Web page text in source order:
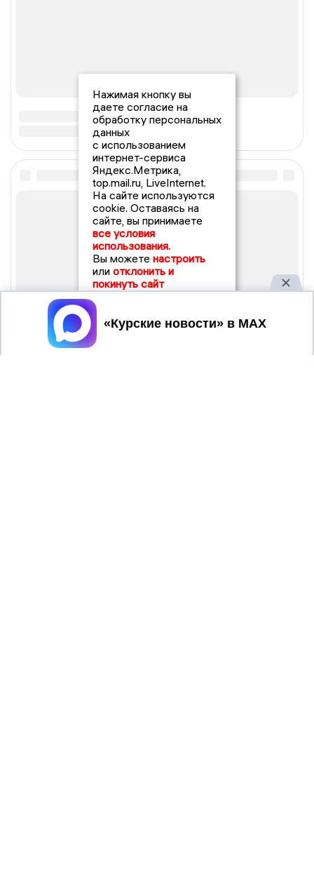
Нажимая кнопку вы
даете согласие на
обработку персональных
данных
с использованием
интернет-сервиса
Яндекс.Метрика,
top.mail.ru, LiveInternet.
На сайте используются
cookie. Оставаясь на
сайте, вы принимаете
все условия
использования.
Вы можете настроить
или отклонить и
покинуть сайт
Принять